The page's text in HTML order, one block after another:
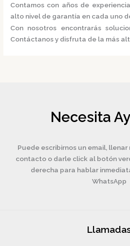
Contamos con años de
alto nivel de garantía en cada uno
Con nosotros encontrarás
Contáctanos y disfruta de la más
Necesita
Puede escribirnos un email,
contacto o darle click al botón
derecha para hablar
WhatsApp